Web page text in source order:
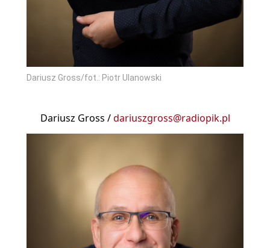
Dariusz Gross/fot.: Piotr Ulanowski
Dariusz Gross /dariuszgross@radiopik.pl